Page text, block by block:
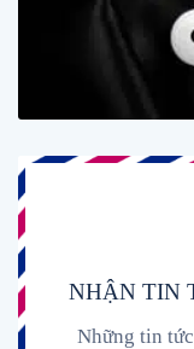
NHẬN TIN
Những tin